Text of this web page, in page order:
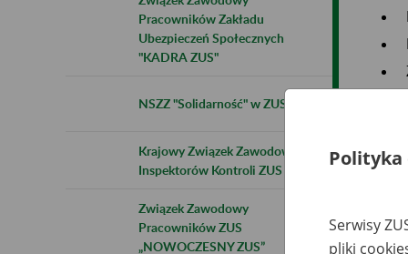
Pracowników Zakładu
Ubezpieczeń Społecznych
"KADRA ZUS"
NSZZ "Solidarność" w ZUS
Krajowy Związek Zawodowy
Inspektorów Kontroli ZUS
Związek Zawodowy
Pracowników ZUS
„NOWOCZESNY ZUS”
Na
Polityka
Serwisy
pliki